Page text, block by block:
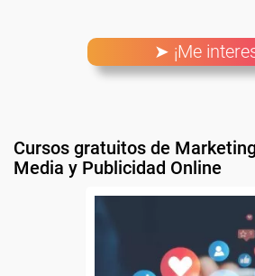
➤ ¡Me
Cursos gratuitos de
Media y Publicidad Online